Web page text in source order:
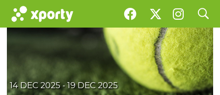
search
Torneo cursillistas pádel de INVIERNO
14 DEC 2025 - 19 DEC 2025